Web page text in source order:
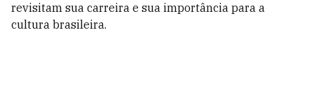
revisitam sua carreira e sua importância para a
cultura brasileira.